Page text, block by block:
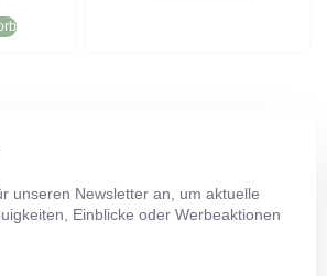
unseren Newsletter an, um aktuelle
Einblicke oder Werbeaktionen